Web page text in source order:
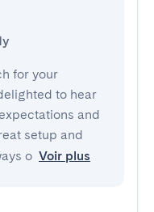
for your
to hear
and
setup and
o Voir plus